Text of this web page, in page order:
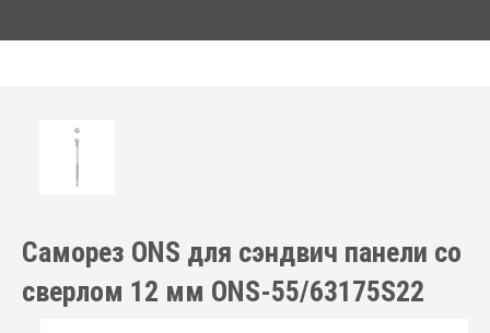
Саморез ONS для сэндвич панели со
сверлом 12 мм ONS-55/63175S22